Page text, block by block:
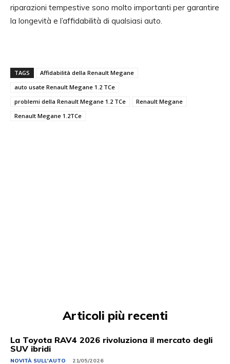
riparazioni tempestive sono molto importanti per garantire
la longevità e l’affidabilità di qualsiasi auto.
TAGS
Affidabilità della Renault Megane
auto usate Renault Megane 1.2 TCe
problemi della Renault Megane 1.2 TCe
Renault Megane
Renault Megane 1.2TCe
Articoli più recenti
La Toyota RAV4 2026 rivoluziona il mercato degli
SUV ibridi
NOVITÀ SULL'AUTO 21/05/2026